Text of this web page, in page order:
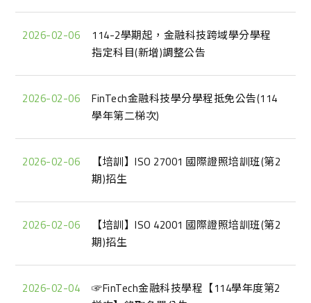
2026-02-06
114-2學期起，金融科技跨域學分學程
指定科目(新增)調整公告
2026-02-06
FinTech金融科技學分學程抵免公告(114
學年第二梯次)
2026-02-06
【培訓】ISO 27001 國際證照培訓班(第2
期)招生
2026-02-06
【培訓】ISO 42001 國際證照培訓班(第2
期)招生
2026-02-04
☞FinTech金融科技學程【114學年度第2